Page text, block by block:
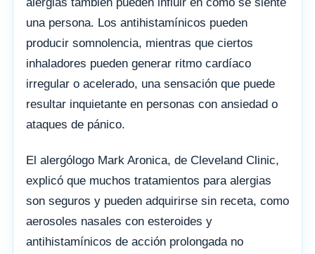
una persona. Los antihistamínicos pueden
producir somnolencia, mientras que ciertos
inhaladores pueden generar ritmo cardíaco
irregular o acelerado, una sensación que puede
resultar inquietante en personas con ansiedad o
ataques de pánico.
El alergólogo Mark Aronica, de Cleveland Clinic,
explicó que muchos tratamientos para alergias
son seguros y pueden adquirirse sin receta, como
aerosoles nasales con esteroides y
antihistamínicos de acción prolongada no